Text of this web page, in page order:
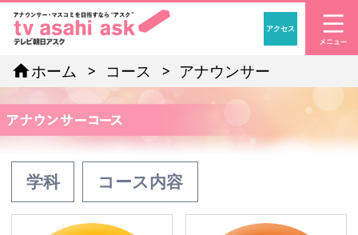
「アナウンサー・マ
アクセス
homeホーム コース アナウンサー
学科 コース内容